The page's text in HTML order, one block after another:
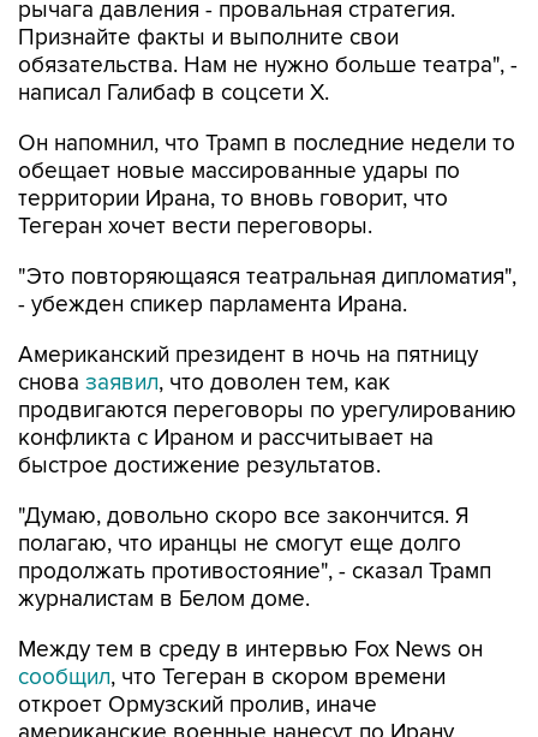
рычага давления - провальная стратегия.
Признайте факты и выполните свои
обязательства. Нам не нужно больше театра", -
написал Галибаф в соцсети X.
Он напомнил, что Трамп в последние недели то
обещает новые массированные удары по
территории Ирана, то вновь говорит, что
Тегеран хочет вести переговоры.
"Это повторяющаяся театральная дипломатия",
- убежден спикер парламента Ирана.
Американский президент в ночь на пятницу
снова заявил, что доволен тем, как
продвигаются переговоры по урегулированию
конфликта с Ираном и рассчитывает на
быстрое достижение результатов.
"Думаю, довольно скоро все закончится. Я
полагаю, что иранцы не смогут еще долго
продолжать противостояние", - сказал Трамп
журналистам в Белом доме.
Между тем в среду в интервью Fox News он
сообщил, что Тегеран в скором времени
откроет Ормузский пролив, иначе